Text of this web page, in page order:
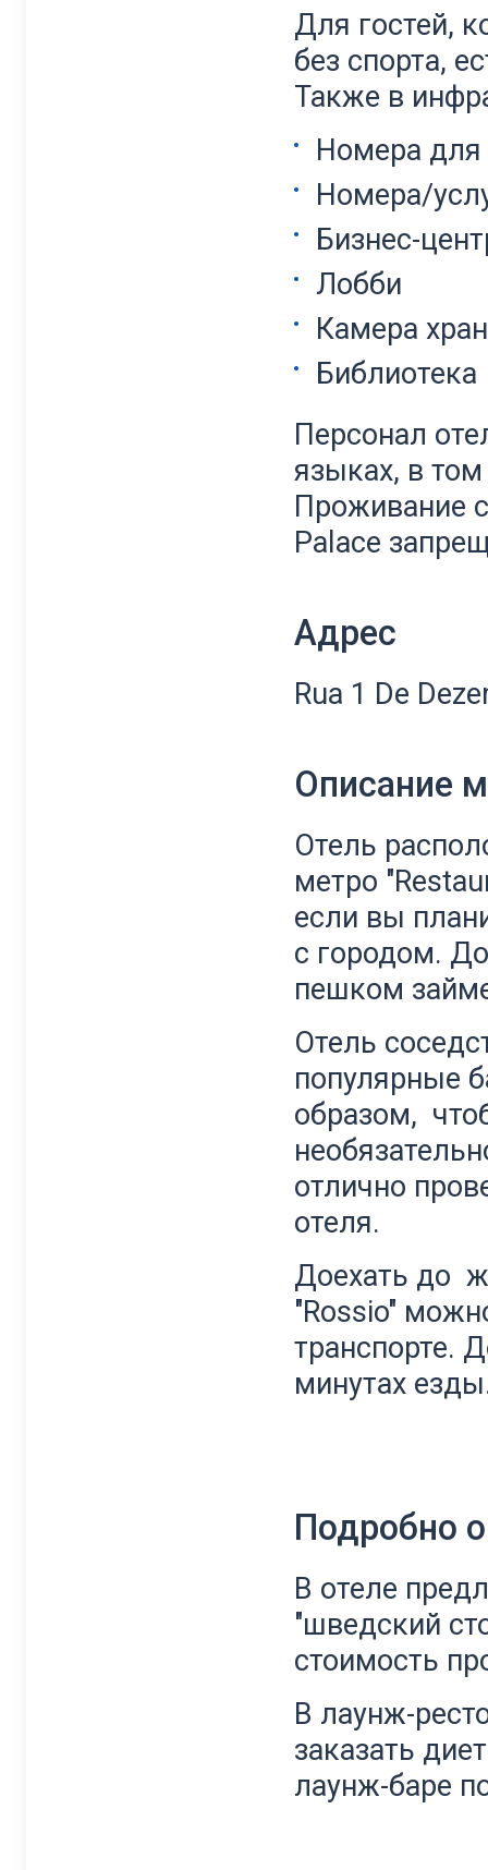
Для гостей,
без спорта,
Также в
Номера
Номера/
Бизнес-
Лобби
Камера
Библиотека
Персонал
языках, в
Проживание
Palace
Адрес
Rua 1 De
Описание
Отель
метро
если вы
с городом.
пешком
Отель
популярные
образом,
отлично
отеля.
Доехать до
"Rossio"
транспорте.
минутах
Подробно
В отеле
"шведский
стоимость
В лаунж-
заказать
лаунж-баре